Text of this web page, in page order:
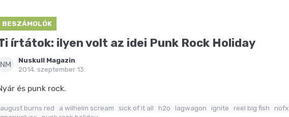
BESZÁMOLÓK
írtátok: ilyen volt az idei Punk Rock Holiday
NM
Nuskull Magazin
2014. szeptember 13.
és punk rock.
august burns red a wilhelm scream sick of it all h2o lagwagon ignite reel big fish
nofx